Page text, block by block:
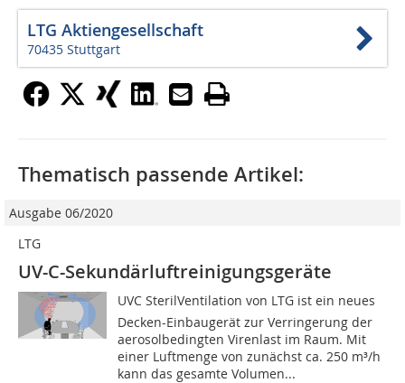
LTG Aktiengesellschaft
70435 Stuttgart
Thematisch passende Artikel:
Ausgabe 06/2020
LTG
UV-C-Sekundärluftreinigungsgeräte
UVC SterilVentilation von LTG ist ein neues
Decken-Einbaugerät zur Verringerung der
aerosolbedingten Virenlast im Raum. Mit
einer Luftmenge von zunächst ca. 250 m³/h
kann das gesamte Volumen...